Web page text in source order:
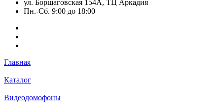
ул. Борщаговская 154А, ТЦ Аркадия
Пн.-Сб. 9:00 до 18:00
Главная
Каталог
Видеодомофоны